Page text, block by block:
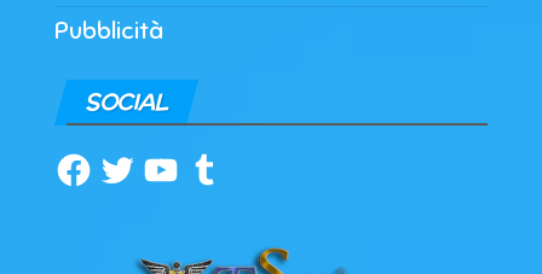
Pubblicità
SOCIAL
Facebook
TwitterYouTubeTumblr